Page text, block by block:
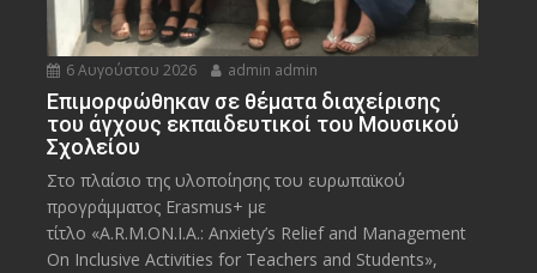
6 Αυγούστου 2026 admin admin
Eπιμορφώθηκαν σε θέματα διαχείρισης
του άγχους εκπαιδευτικοί του Μουσικού
Σχολείου
Στο πλαίσιο της υλοποίησης του ευρωπαϊκού
προγράμματος Erasmus+ με
τίτλο «A.R.M.ON.I.A.: Anxiety’s Relief and Management
On Inclusive Activities for Teachers and Students»,